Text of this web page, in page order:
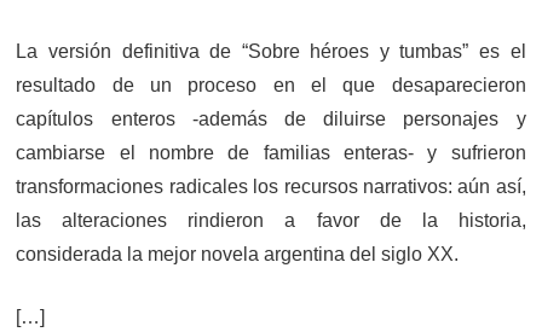
La versión definitiva de “Sobre héroes y tumbas” es el
resultado de un proceso en el que desaparecieron
capítulos enteros -además de diluirse personajes y
cambiarse el nombre de familias enteras- y sufrieron
transformaciones radicales los recursos narrativos: aún así,
las alteraciones rindieron a favor de la historia,
considerada la mejor novela argentina del siglo XX.
[…]